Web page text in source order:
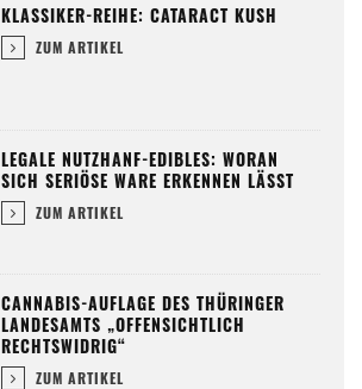
KLASSIKER-REIHE: CATARACT KUSH
ZUM ARTIKEL
LEGALE NUTZHANF-EDIBLES: WORAN
SICH SERIÖSE WARE ERKENNEN LÄSST
ZUM ARTIKEL
CANNABIS-AUFLAGE DES THÜRINGER
LANDESAMTS „OFFENSICHTLICH
RECHTSWIDRIG“
ZUM ARTIKEL